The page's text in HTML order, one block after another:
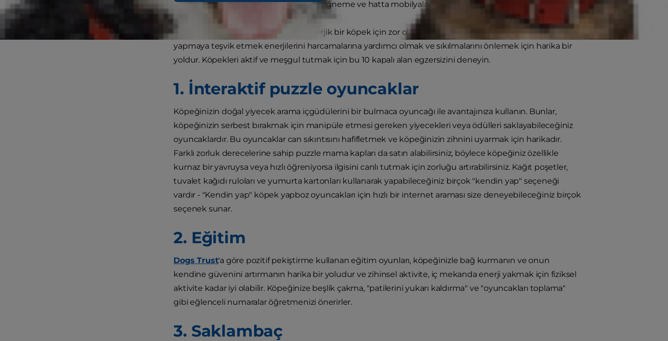
küçük seste havlama, ayakkabılarınızı çiğneme ve hatta mobilyaları tahrip etme. Tanıdık geldi mi?
Dışarıda daha az zaman geçirmek enerjik bir köpek için zor olabilir ancak onları kapalı alanda egzersiz
yapmaya teşvik etmek enerjilerini harcamalarına yardımcı olmak ve sıkılmalarını önlemek için harika bir
yoldur. Köpekleri aktif ve meşgul tutmak için bu 10 kapalı alan egzersizini deneyin.
1. İnteraktif puzzle oyuncaklar
Köpeğinizin doğal yiyecek arama içgüdülerini bir bulmaca oyuncağı ile avantajınıza kullanın. Bunlar,
köpeğinizin serbest bırakmak için manipüle etmesi gereken yiyecekleri veya ödülleri saklayabileceğiniz
oyuncaklardır. Bu oyuncaklar can sıkıntısını hafifletmek ve köpeğinizin zihnini uyarmak için harikadır.
Farklı zorluk derecelerine sahip puzzle mama kapları da satın alabilirsiniz, böylece köpeğiniz özellikle
kurnaz bir yavruysa veya hızlı öğreniyorsa ilgisini canlı tutmak için zorluğu artırabilirsiniz. Kağıt poşetler,
tuvalet kağıdı ruloları ve yumurta kartonları kullanarak yapabileceğiniz birçok "kendin yap" seçeneği
vardır - "Kendin yap" köpek yapboz oyuncakları için hızlı bir internet araması size deneyebileceğiniz birçok
seçenek sunar.
2. Eğitim
Dogs Trust'a göre pozitif pekiştirme kullanan eğitim oyunları, köpeğinizle bağ kurmanın ve onun
kendine güvenini artırmanın harika bir yoludur ve zihinsel aktivite, iç mekanda enerji yakmak için fiziksel
aktivite kadar iyi olabilir. Köpeğinize beşlik çakma, "patilerini yukarı kaldırma" ve "oyuncakları toplama"
gibi eğlenceli numaralar öğretmenizi önerirler.
3. Saklambaç